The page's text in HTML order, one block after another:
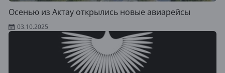
Осенью из Актау открылись новые авиарейсы
03.10.2025